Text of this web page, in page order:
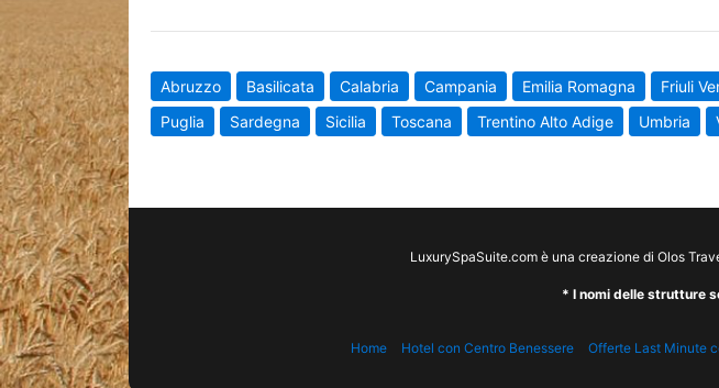
Abruzzo Basilicata Calabria Campania Emilia Romagna Friuli
Puglia
Sardegna Sicilia Toscana Trentino Alto Adige Umbria
LuxurySpaSuite.com è una creazione di Olos
* I nomi delle strutture
Home Hotel con Centro Benessere Offerte Last Minute